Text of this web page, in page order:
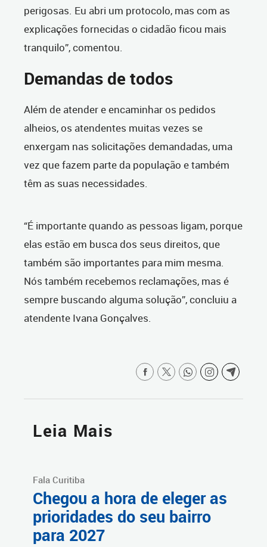
perigosas. Eu abri um protocolo, mas com as
explicações fornecidas o cidadão ficou mais
tranquilo”, comentou.
Demandas de todos
Além de atender e encaminhar os pedidos
alheios, os atendentes muitas vezes se
enxergam nas solicitações demandadas, uma
vez que fazem parte da população e também
têm as suas necessidades.
“É importante quando as pessoas ligam, porque
elas estão em busca dos seus direitos, que
também são importantes para mim mesma.
Nós também recebemos reclamações, mas é
sempre buscando alguma solução”, concluiu a
atendente Ivana Gonçalves.
Leia Mais
Fala Curitiba
Chegou a hora de eleger as
prioridades do seu bairro
para 2027